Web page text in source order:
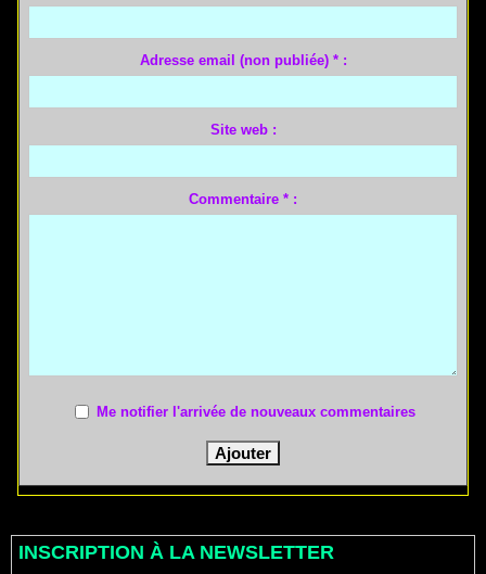
Adresse email (non publiée) * :
Site web :
Commentaire * :
Me notifier l'arrivée de nouveaux commentaires
INSCRIPTION À LA NEWSLETTER